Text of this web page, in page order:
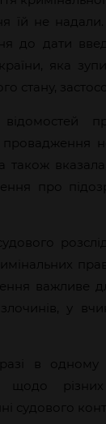
їй не
до дати
яка
стану,
також
про
важливе
у
в одному
різних
судового